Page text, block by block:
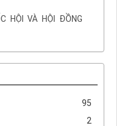
HỘI VÀ HỘI ĐỒNG
95
2